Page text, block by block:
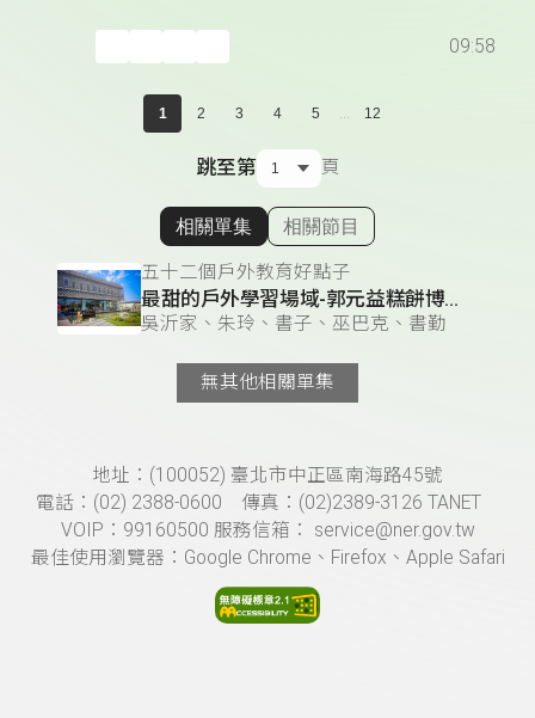
09:58
1 2 3 4 5 ... 12
跳至第 頁
顯示相關單集
相關單集 相關節目
五十二個戶外教育好點子
最甜的戶外學習場域-郭元益糕餅博物館
吳沂家、朱玲、書子、巫巴克、書勤
無其他相關單集
頁尾資訊地址：(100052) 臺北市中正區南海路45號
電話：(02) 2388-0600 傳真：(02)2389-3126 TANET
VOIP：99160500 服務信箱： service@ner.gov.tw
最佳使用瀏覽器：Google Chrome、Firefox、Apple Safari